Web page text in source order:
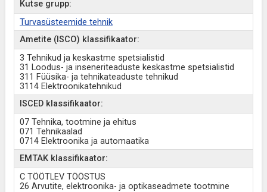
Kutse grupp:
Turvasüsteemide tehnik
Ametite (ISCO) klassifikaator:
3 Tehnikud ja keskastme spetsialistid
31 Loodus- ja inseneriteaduste keskastme spetsialistid
311 Füüsika- ja tehnikateaduste tehnikud
3114 Elektroonikatehnikud
ISCED klassifikaator:
07 Tehnika, tootmine ja ehitus
071 Tehnikaalad
0714 Elektroonika ja automaatika
EMTAK klassifikaator:
C TÖÖTLEV TÖÖSTUS
26 Arvutite, elektroonika- ja optikaseadmete tootmine